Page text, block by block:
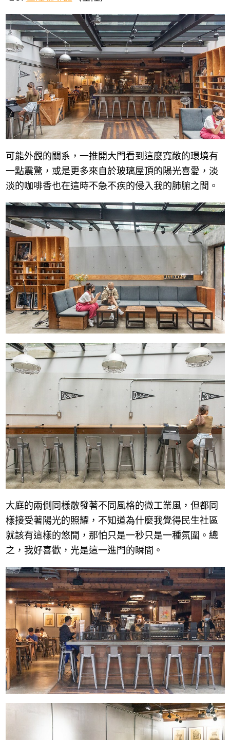
可能外觀的關系，一推開大門看到這麼寬敞的環境有
一點震驚，或是更多來自於玻璃屋頂的陽光喜愛，淡
淡的咖啡香也在這時不急不疾的侵入我的肺腑之間。
大庭的兩側同樣散發著不同風格的微工業風，但都同
樣接受著陽光的照耀，不知道為什麼我覺得民生社區
就該有這樣的悠閒，那怕只是一秒只是一種氛圍。總
之，我好喜歡，光是這一進門的瞬間。